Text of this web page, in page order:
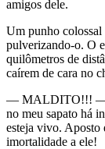
amigos dele.
Um punho colossal
pulverizando-o. O
quilômetros de
caírem de cara no
— MALDITO!!! —
no meu sapato há
esteja vivo. Aposto
imortalidade a ele!